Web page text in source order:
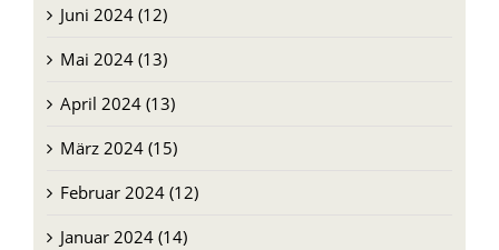
Mai 2024 (13)
April 2024 (13)
März 2024 (15)
Februar 2024 (12)
Januar 2024 (14)
Dezember 2023 (15)